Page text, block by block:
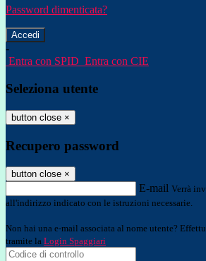
Password dimenticata?
-
Entra con SPID Entra con CIE
Seleziona utente
button close ×
Recupero password
button close ×
E-mail Verrà
all'indirizzo indicato con le istruzioni necessarie.
Non hai una e-mail associata al nome utente?
tramite la Login Spaggiari